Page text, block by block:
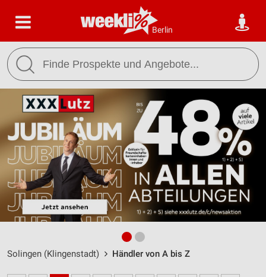
Berlin
Solingen (Klingenstadt) Händler von A bis Z